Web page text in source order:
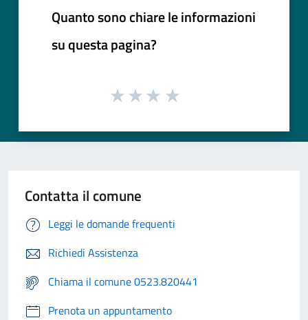
Quanto sono chiare le informazioni
su questa pagina?
Contatta il comune
Leggi le domande frequenti
Richiedi Assistenza
Chiama il comune 0523.820441
Prenota un appuntamento